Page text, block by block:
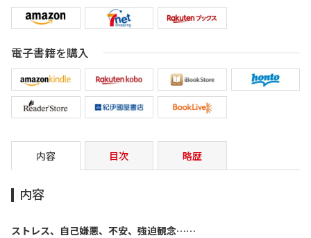
電子書籍を購入
内容 目次 略歴
内容
ストレス、自己嫌悪、不安、強迫観念……